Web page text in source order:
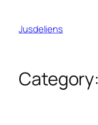
content
Jusdeliens
Category: